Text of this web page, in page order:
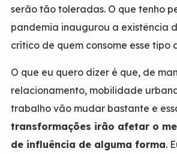
serão tão toleradas. O que tenho
pandemia inaugurou a existência
crítico de quem consome esse tipo
O que eu quero dizer é que, de
relacionamento, mobilidade
trabalho vão mudar bastante e
transformações irão afetar o
de influência de alguma forma.